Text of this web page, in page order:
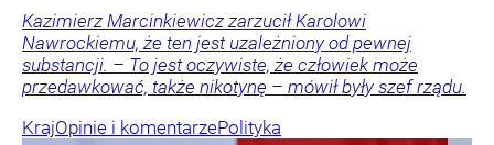
Kazimierz Marcinkiewicz zarzucił Karolowi
Nawrockiemu, że ten jest uzależniony od pewnej
substancji. – To jest oczywiste, że człowiek może
przedawkować, także nikotynę – mówił były szef rządu.
KrajOpinie i komentarzePolityka